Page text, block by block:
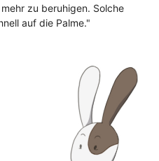
zu beruhigen. Solche
auf die Palme."